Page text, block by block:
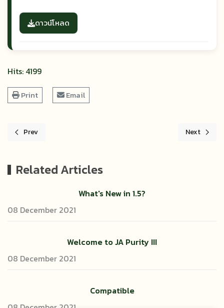
ดาวน์โหลด
Hits: 4199
Print Email
Previous article: Sharkroll Gambling enterprise Allege Your
Prev Next
Next
Related Articles
What's New in 1.5?
08 December 2021
Welcome to JA Purity III
08 December 2021
Compatible